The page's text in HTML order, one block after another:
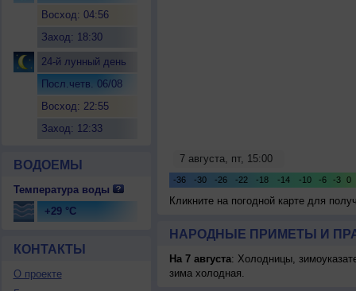
Восход: 04:56
Заход: 18:30
24-й лунный день
Посл.четв. 06/08
Восход: 22:55
Заход: 12:33
ВОДОЕМЫ
Температура воды
+29 °C
КОНТАКТЫ
О проекте
Кликните на погодной карте для
НАРОДНЫЕ ПРИМЕТЫ И
На 7 августа: Холодницы,
зима холодная.